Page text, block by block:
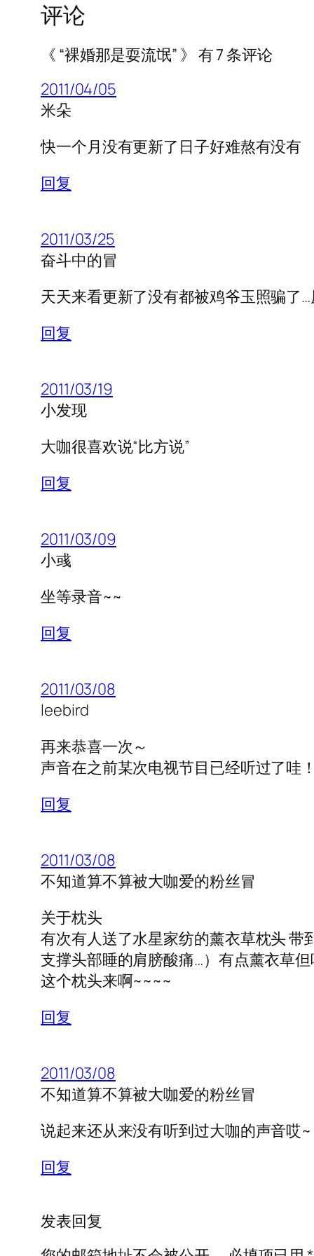
评论
《 “裸婚那是耍流氓” 》 有 7 条评论
2011/04/05
米朵
快一个月没有更新了日子好难熬有没有
回复
2011/03/25
奋斗中的冒
天天来看更新了没有都被鸡爷玉照骗了
回复
2011/03/19
小发现
大咖很喜欢说“比方说”
回复
2011/03/09
小彧
坐等录音~~
回复
2011/03/08
leebird
再来恭喜一次～
声音在之前某次电视节目已经听过了哇！
回复
2011/03/08
不知道算不算被大咖爱的粉丝冒
关于枕头
有次有人送了水星家纺的薰衣草枕头
支撑头部睡的肩膀酸痛…）有点薰衣草
这个枕头来啊~~~~
回复
2011/03/08
不知道算不算被大咖爱的粉丝冒
说起来还从来没有听到过大咖的声音哎~
回复
发表回复